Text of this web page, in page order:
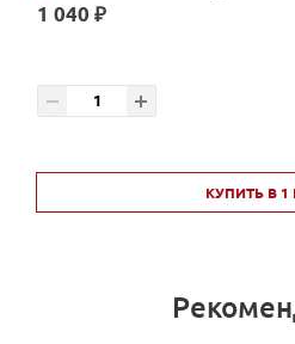
1 040 ₽
КУПИТЬ В 1